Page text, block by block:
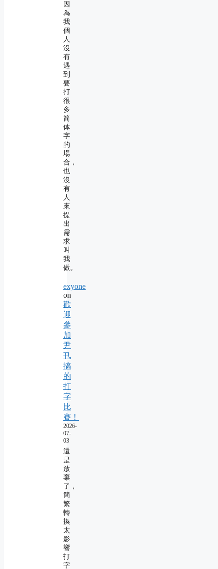
因
為
我
個
人
沒
有
遇
到
要
打
很
多
简
体
字
的
場
合，
也
沒
有
人
來
提
出
需
求
叫
我
做。
exyone
on
歡
迎
參
加
尹
卂
搞
的
打
字
比
賽！
2026-
07-
03
還
是
放
棄
了，
簡
繁
轉
換
太
影
響
打
字